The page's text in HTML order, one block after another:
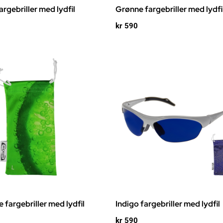
med lydfil Grønne fargebriller med
kr 590
fargebriller med lydfil Indigo fargebriller med lydfil
kr 590